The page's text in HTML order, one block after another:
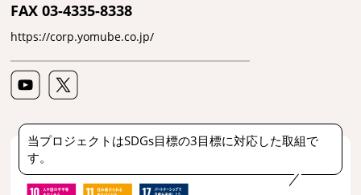
FAX 03-4335-8338
https://corp.yomube.co.jp/
当プロジェクトはSDGs目標の3目標に対応した取組で
す。